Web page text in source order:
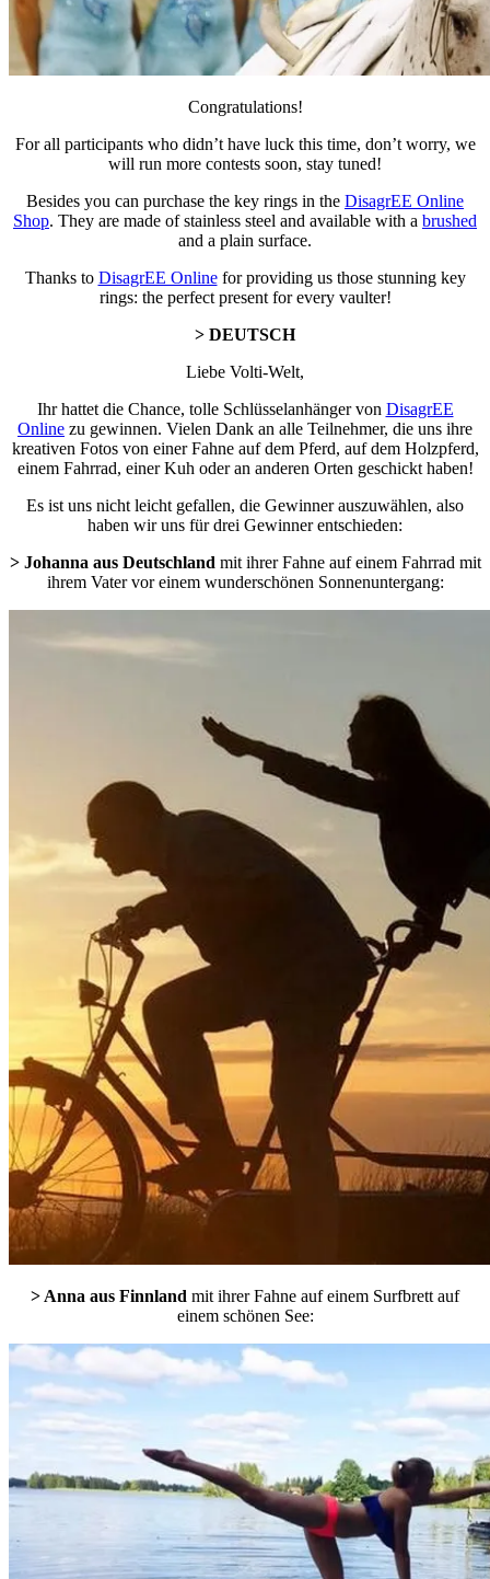
Congratulations!
For all participants who didn’t have luck this time, don’t worry, we
will run more contests soon, stay tuned!
Besides you can purchase the key rings in the DisagrEE Online
Shop. They are made of stainless steel and available with a brushed
and a plain surface.
Thanks to DisagrEE Onlinefor providing us those stunning key
rings: the perfect present for every vaulter!
> DEUTSCH
Liebe Volti-Welt,
Ihr hattet die Chance, tolle Schlüsselanhänger von DisagrEE
Online zu gewinnen. Vielen Dank an alle Teilnehmer, die uns ihre
kreativen Fotos von einer Fahne auf dem Pferd, auf dem Holzpferd,
einem Fahrrad, einer Kuh oder an anderen Orten geschickt haben!
Es ist uns nicht leicht gefallen, die Gewinner auszuwählen, also
haben wir uns für drei Gewinner entschieden:
> Johanna aus Deutschland mit ihrer Fahne auf einem Fahrrad mit
ihrem Vater vor einem wunderschönen Sonnenuntergang:
> Anna aus Finnland mit ihrer Fahne auf einem Surfbrett auf
einem schönen See: